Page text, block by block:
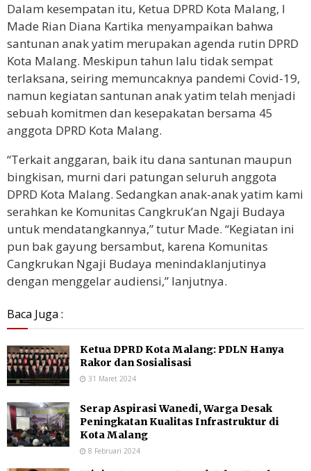
Dalam kesempatan itu, Ketua DPRD Kota Malang, I
Made Rian Diana Kartika menyampaikan bahwa
santunan anak yatim merupakan agenda rutin DPRD
Kota Malang. Meskipun tahun lalu tidak sempat
terlaksana, seiring memuncaknya pandemi Covid-19,
namun kegiatan santunan anak yatim telah menjadi
sebuah komitmen dan kesepakatan bersama 45
anggota DPRD Kota Malang.
“Terkait anggaran, baik itu dana santunan maupun
bingkisan, murni dari patungan seluruh anggota
DPRD Kota Malang. Sedangkan anak-anak yatim kami
serahkan ke Komunitas Cangkruk’an Ngaji Budaya
untuk mendatangkannya,” tutur Made. “Kegiatan ini
pun bak gayung bersambut, karena Komunitas
Cangkrukan Ngaji Budaya menindaklanjutinya
dengan menggelar audiensi,” lanjutnya.
Baca Juga :
Ketua DPRD Kota Malang: PDLN Hanya
Rakor dan Sosialisasi
31 Maret 2024
Serap Aspirasi Wanedi, Warga Desak
Peningkatan Kualitas Infrastruktur di
Kota Malang
8 Februari 2024